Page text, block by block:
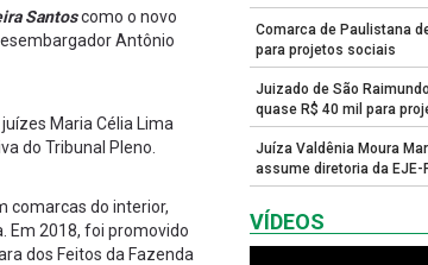
Santoscomo o novo
Antônio
Maria Célia Lima
do Tribunal Pleno.
comarcas do interior,
Em 2018, foi promovido
dos Feitos da Fazenda
Comarca de Paulistana
para projetos sociais
Juizado de São
quase R$ 40 mil para
Juíza Valdênia Moura
assume diretoria da EJE-
VÍDEOS